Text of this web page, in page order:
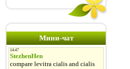
Мини-чат